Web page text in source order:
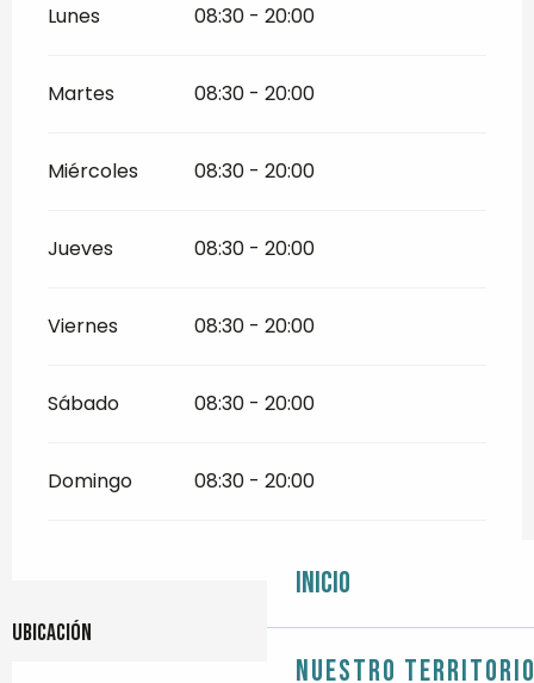
Inicio
Nuestro
Lunes 08:30 - 20:00
Martes 08:30 - 20:00
Miércoles 08:30 - 20:00
Jueves 08:30 - 20:00
Viernes 08:30 - 20:00
Sábado 08:30 - 20:00
Domingo 08:30 - 20:00
Ubicación